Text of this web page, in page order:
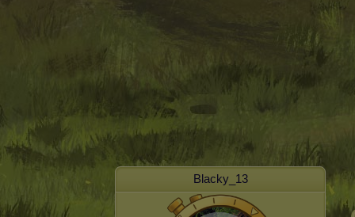
Blacky_13